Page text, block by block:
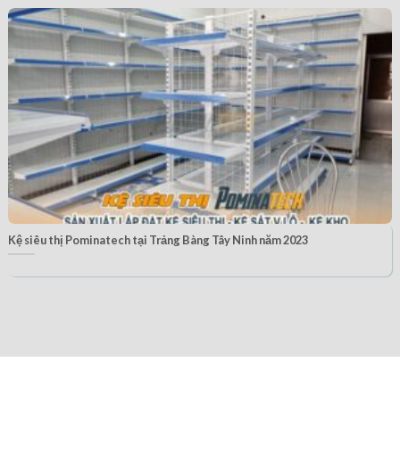
Kệ siêu thị Pominatech tại Trảng Bàng Tây Ninh năm 2023